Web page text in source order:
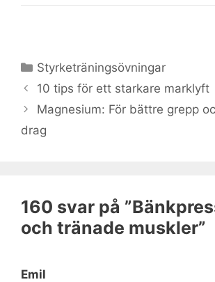
Kategorier
Styrketräningsövningar
10 tips för ett starkare marklyft
Magnesium: För bättre grepp
drag
160 svar på
och tränade muskler”
Emil